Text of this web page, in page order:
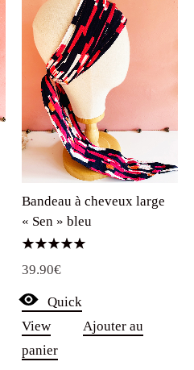
Bandeau à cheveux large
« Sen » bleu
5.00
39.90€
Quick
View
Ajouter au
panier